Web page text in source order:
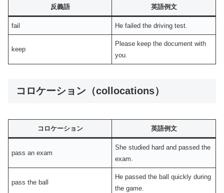
反義語 英語例文
fail He failed the driving test.
keep
Please keep the document with
you.
コロケーション（collocations）
コロケーション 英語例文
pass an exam
She studied hard and passed the
exam.
pass the ball
He passed the ball quickly during
the game.